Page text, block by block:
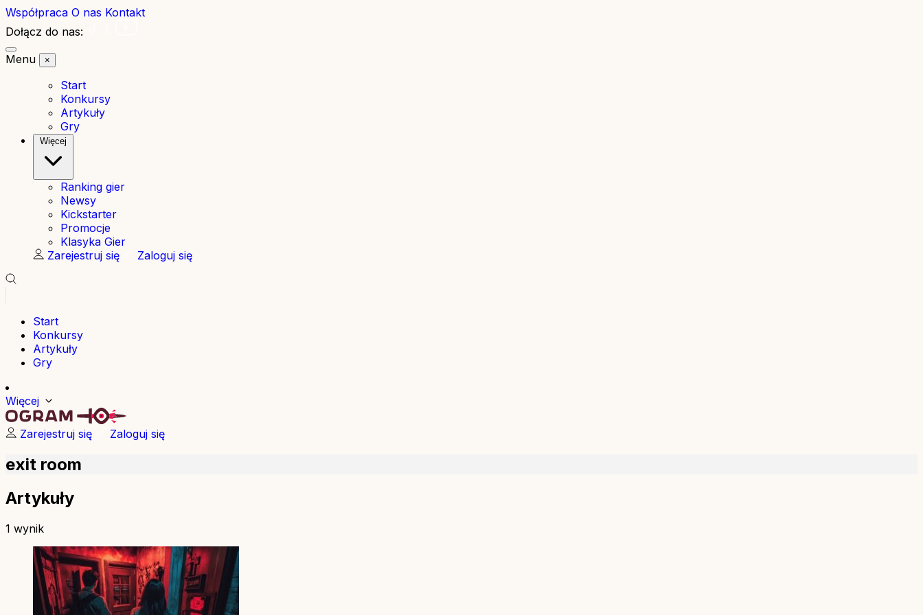
Współpraca O nas Kontakt
Dołącz do nas:
Menu
×
Start
Konkursy
Artykuły
Gry
Więcej
Ranking gier
Newsy
Kickstarter
Promocje
Klasyka Gier
Zarejestruj się
Zaloguj się
Start
Konkursy
Artykuły
Gry
Więcej
Zarejestruj się Zaloguj się
exit room
Artykuły
1 wynik